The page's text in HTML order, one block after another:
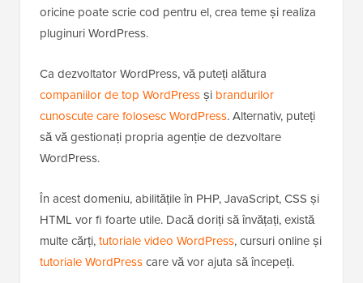
oricine poate scrie cod pentru el, crea teme și realiza
pluginuri WordPress.
Ca dezvoltator WordPress, vă puteți alătura
companiilor de top WordPressși brandurilor
cunoscute care folosesc WordPress. Alternativ, puteți
să vă gestionați propria agenție de dezvoltare
WordPress.
În acest domeniu, abilitățile în PHP, JavaScript, CSS și
HTML vor fi foarte utile. Dacă doriți să învățați, există
multe cărți,tutoriale video WordPress, cursuri online și
tutoriale WordPresscare vă vor ajuta să începeți.